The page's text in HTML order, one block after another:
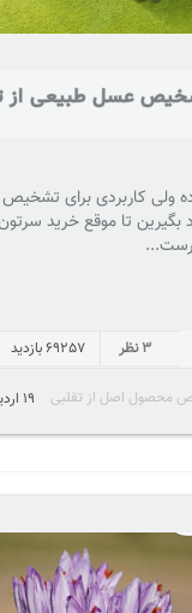
عسل طبیعی از
ولی کاربردی برای
بگیرین تا موقع خرید سرتون
3 نظر 69257بازدید
محصول اصل از تقلبی